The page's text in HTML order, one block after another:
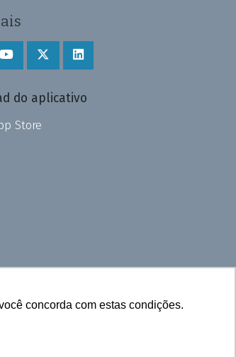
concorda com estas condições.
do aplicativo
Store